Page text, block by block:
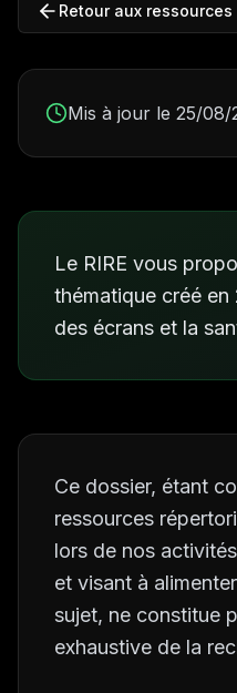
Retour aux ressources
Mis à jour le 25/08/
Le RIRE vous
thématique créé en
des écrans et la
Ce dossier, étant
ressources
lors de nos
et visant à
sujet, ne constitue
exhaustive de la